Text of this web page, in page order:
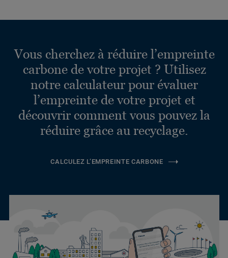
Vous cherchez à réduire l’empreinte
carbone de votre projet ? Utilisez
notre calculateur pour évaluer
l’empreinte de votre projet et
découvrir comment vous pouvez la
réduire grâce au recyclage.
CALCULEZ L’EMPREINTE CARBONE